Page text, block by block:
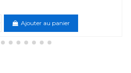
Ajouter au panier